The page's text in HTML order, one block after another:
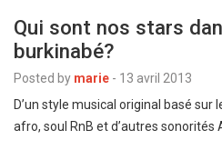
Qui sont nos stars
burkinabé?
Posted by marie - 13 avril 2013
D’un style musical original basé sur
afro, soul RnB et d’autres sonorités